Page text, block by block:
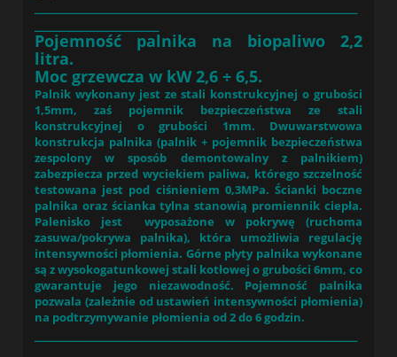
Pojemność palnika na biopaliwo 2,2
litra.
Moc grzewcza w kW 2,6 ÷ 6,5.
Palnik wykonany jest ze stali konstrukcyjnej o grubości
1,5mm, zaś pojemnik bezpieczeństwa ze stali
konstrukcyjnej o grubości 1mm. Dwuwarstwowa
konstrukcja palnika (palnik + pojemnik bezpieczeństwa
zespolony w sposób demontowalny z palnikiem)
zabezpiecza przed wyciekiem paliwa, którego szczelność
testowana jest pod ciśnieniem 0,3MPa. Ścianki boczne
palnika oraz ścianka tylna stanowią promiennik ciepła.
Palenisko jest wyposażone w pokrywę (ruchoma
zasuwa/pokrywa palnika), która umożliwia regulację
intensywności płomienia. Górne płyty palnika wykonane
są z wysokogatunkowej stali kotłowej o grubości 6mm, co
gwarantuje jego niezawodność. Pojemność palnika
pozwala (zależnie od ustawień intensywności płomienia)
na podtrzymywanie płomienia od 2 do 6 godzin.